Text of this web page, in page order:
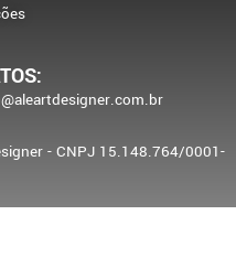
- CNPJ 15.148.764/0001-